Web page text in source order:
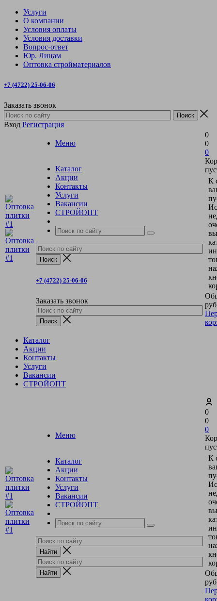
Услуги
О компании
Условия оплаты
Условия доставки
Вопрос-ответ
Юр. Лицам
Оптовка стройматериалов
+7 (4722) 25-06-06
Заказать звонок
Вход Регистрация
Меню
Каталог
Акции
Контакты
Услуги
Вакансии
СТРОЙОПТ
+7 (4722) 25-06-06
Заказать звонок
0
0
0
К
Каталог
Акции
Контакты
Услуги
Вакансии
СТРОЙОПТ
Меню
Каталог
Акции
Контакты
Услуги
Вакансии
СТРОЙОПТ
0
0
0
К